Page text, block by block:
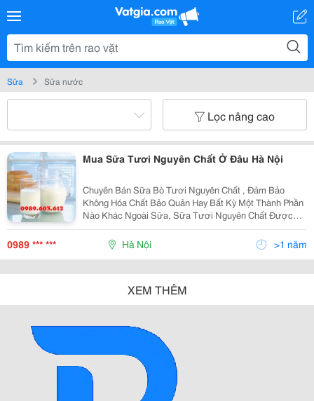
Sữa Sữa nước
Lọc nâng cao
Mua Sữa Tươi Nguyên Chất Ở Đâu Hà Nội
Chuyên Bán Sữa Bò Tươi Nguyên Chất , Đảm Bảo
Không Hóa Chất Bảo Quản Hay Bất Kỳ Một Thành Phần
Nào Khác Ngoài Sữa, Sữa Tươi Nguyên Chất Được
Vắt Trong Ngày, Giao Hàng Ngay Cho Khách Hàng. Đặt
Hàng: Hương 0989.603.612/096.880.1056/04.38836786
0989 *** *** Hà Nội >1 năm
XEM THÊM